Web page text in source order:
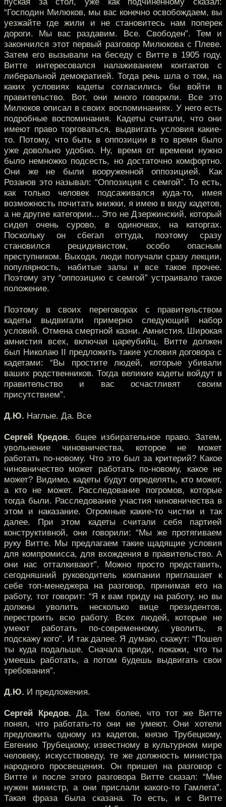
“Господин Милюков, мы вас конечно освобождаем, вы
уезжайте где жили и не становитесь нам поперек
дороги. Мы вас раздавим. Все. Свободен”. Тем и
закончился этот первый разговор Милюкова с Плеве.
Затем его вызывали на беседу с Витте в 1905 году.
Витте интересовался налаживанием контактов с
либеральной демократией. Тогда речь шла о том, на
каких условиях кадеты согласились бы войти в
правительство. Вот, они много говорили. Все это
Милюков описал в своих воспоминаниях. У него есть
подробные воспоминания. Кадеты считали, что они
имеют право торговаться, выдвигать условия какие-
то. Потому, что быть в оппозиции в то время было
уже довольно удобно. Ну, время от времени нужно
было немножко подсесть, но достаточно комфортно.
Они же не были вооруженной оппозицией. Как
Розанов это называл: “Оппозиция с семгой”. То есть,
как только человек подсаживался куда-то, имея
возможность почитать книжки, я имею в виду кадетов,
а не другие категории... Это не Дзержинский, который
сидел очень сурово, в одиночках, на каторгах.
Поскольку он сбегал оттуда, поэтому сразу
становился рецидивистом, особо опасным
преступником. Выходя, люди получали сразу лекции,
популярность, набитые залы и все такое прочее.
Поэтому эту “оппозицию с семгой” устраивало такое
положение.
Поэтому в своих переговорах с правительством
кадеты выдвигали примерно следующий набор
условий. Отмена смертной казни. Амнистия. Широкая
амнистия всех, включая цареубийц. Витте должен
был Николаю II предложить такие условия договора с
кадетами: “Вы простите людей, которые убивали
ваших родственников. Тогда великие кадеты войдут в
правительство и вас осчастливят своим
присутствием”.
Д.Ю. Наглые. Да. Все
Сергей Кредов. бщее избирательное право. Затем,
увольнение чиновничества, которое не может
работать по-новому. Что это был за критерий? Какое
чиновничество может работать по-новому, какое не
может? Видимо, кадеты будут определять, кто может,
а кто не может. Расследование погромов, которые
тогда были. Расследование участия чиновничества в
этом и наказание. Огромные какие-то чистки и так
далее. При этом кадеты считали себя партией
конструктивной, они говорили: “Мы же протягиваем
руку Витте. Мы предлагаем такие щадящие условия
для компромисса, для вхождения в правительство. А
они нас отталкивают”. Можно просто представить,
сегодняшний руководитель компании приглашает к
себе топ-менеджера на разговор, принимая его на
работу, тот говорит: “Я к вам приду на работу, но вы
должны уволить несколько вице президентов,
перестроить всю работу. Всех людей, которые не
умеют работать по-современному, уволить, я
подскажу кого”. И так далее. Я думаю, скажут: “Пошел
ты куда подальше. Сначала приди, покажи, что ты
умеешь работать, а потом будешь выдвигать свои
требования”.
Д.Ю. И предложения.
Сергей Кредов. Да. Тем более, что тот же Витте
понял, что работать-то они не умеют. Они хотели
предложить одному из кадетов, князю Трубецкому,
Евгению Трубецкому, известному в культурном мире
человеку, искусствоведу, те же должность министра
народного просвещения. Он пришел на разговор с
Витте и после этого разговора Витте сказал: “Мне
нужен министр, а они прислали какого-то Гамлета”.
Такая фраза была сказана. То есть, и с Витте